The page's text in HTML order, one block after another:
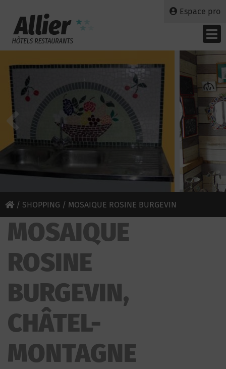
Espace pro
/ SHOPPING / MOSAIQUE ROSINE BURGEVIN
MOSAIQUE
ROSINE
BURGEVIN,
CHÂTEL-
MONTAGNE